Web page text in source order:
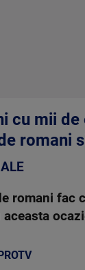
cu mii
romani
romani fac